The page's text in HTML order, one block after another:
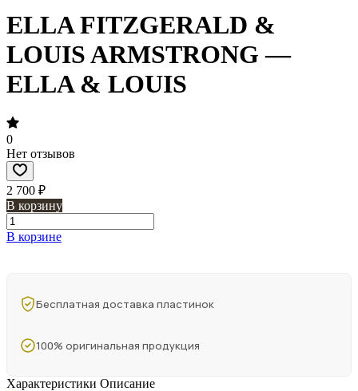
ELLA FITZGERALD &
LOUIS ARMSTRONG —
ELLA & LOUIS
0
Нет отзывов
2 700 ₽
В корзину
В корзине
Бесплатная доставка пластинок
100% оригинальная продукция
Характеристики Описание